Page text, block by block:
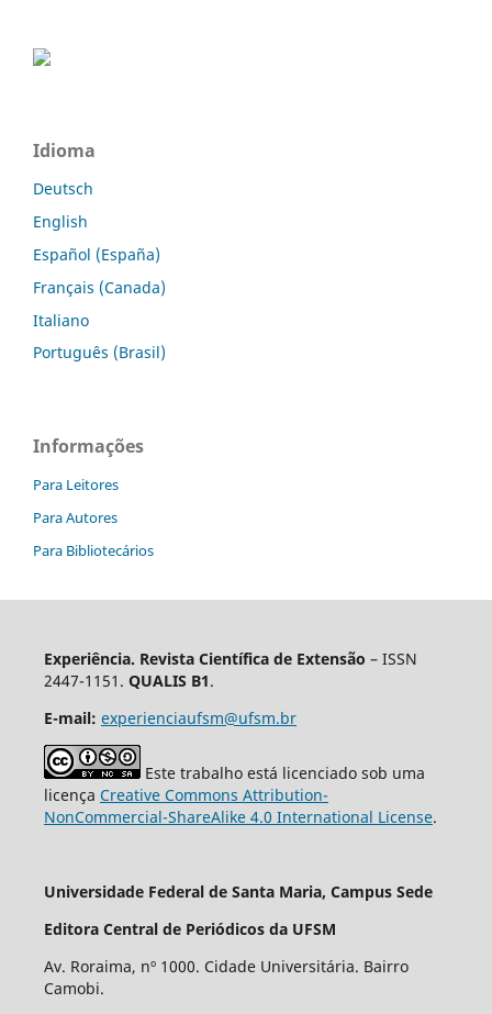
Idioma
Deutsch
English
Español (España)
Français (Canada)
Italiano
Português (Brasil)
Informações
Para Leitores
Para Autores
Para Bibliotecários
Experiência. Revista Científica de Extensão – ISSN
2447-1151. QUALIS B1.
E-mail: experienciaufsm@ufsm.br
Este trabalho está licenciado sob uma
licença Creative Commons Attribution-
NonCommercial-ShareAlike 4.0 International License.
Universidade Federal de Santa Maria, Campus Sede
Editora Central de Periódicos da UFSM
Av. Roraima, nº 1000. Cidade Universitária. Bairro
Camobi.